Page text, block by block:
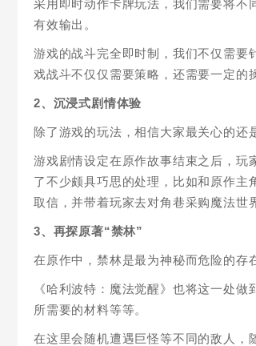
采用即时动作卡牌玩法，我们需要将不
有效输出。
游戏的战斗完全即时制，我们不仅需要
戏战斗不仅仅需要策略，还需要一定的
2、沉浸式剧情体验
除了游戏的玩法，相信大家最关心的还
游戏剧情设定在原作故事结束之后，玩
了不少颇具巧思的处理，比如和原作主
取信，并带着玩家去对角巷采购魔法世
3、再探原著“禁林”
在原作中，禁林是最为神秘而危险的存
《哈利波特：魔法觉醒》也将这一处
所需要的材料等等。
在这里会随机遭遇巨怪等不同的敌人